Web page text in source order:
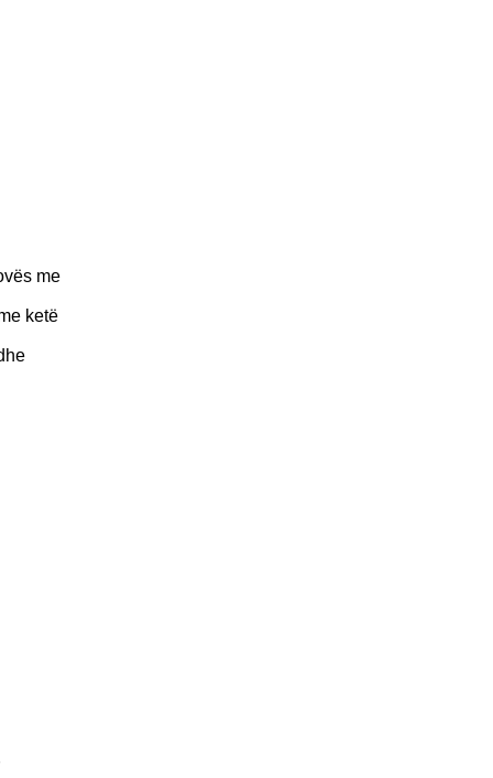
me
ketë